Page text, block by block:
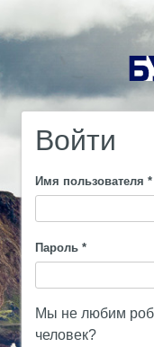
Войти
Имя пользователя *
Пароль *
Мы не любим
человек?